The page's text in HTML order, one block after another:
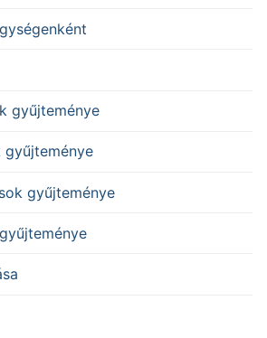
gyűjteménye
gyűjteménye
gyűjteménye